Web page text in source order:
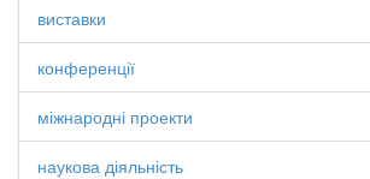
виставки
конференції
міжнародні проекти
наукова діяльність